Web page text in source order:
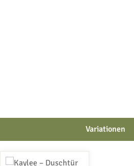
Variationen
Produktgalerie überspringen